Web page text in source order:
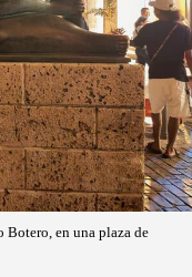
Botero, en una plaza de